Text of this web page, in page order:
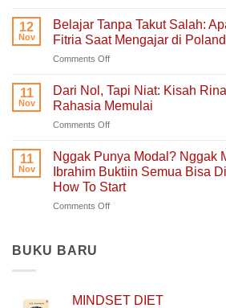
Aman
untuk
Berjuang
Untukmu
Singgah
dan
Bercerita:
Self-
Healing
Diri
Sendiri
12
Nov
Belajar Tanpa Takut Salah:
Fitria Saat Mengajar di
Comments Offon
Tanpa
Takut
Salah:
Apa
Ditemukan
Fitria
Saat
Mengajar
di
11
Nov
Dari Nol, Tapi Niat: Kisah
Rahasia Memulai
Comments Offon
Tapi
Niat:
Kisah
Rinaldi
11
Nov
Nggak Punya Modal? Nggak
Ibrahim Buktiin Semua Bisa
How To Start
Comments Offon
Nur
BUKU BARU
MINDSET DIET